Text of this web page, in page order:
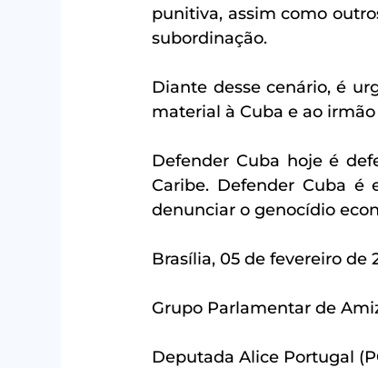
punitiva, assim como
subordinação.
Diante desse cenário, é
material à Cuba e ao
Defender Cuba hoje é
Caribe. Defender Cuba é
denunciar o genocídio
Brasília, 05 de fevereiro de
Grupo Parlamentar de
Deputada Alice Portugal